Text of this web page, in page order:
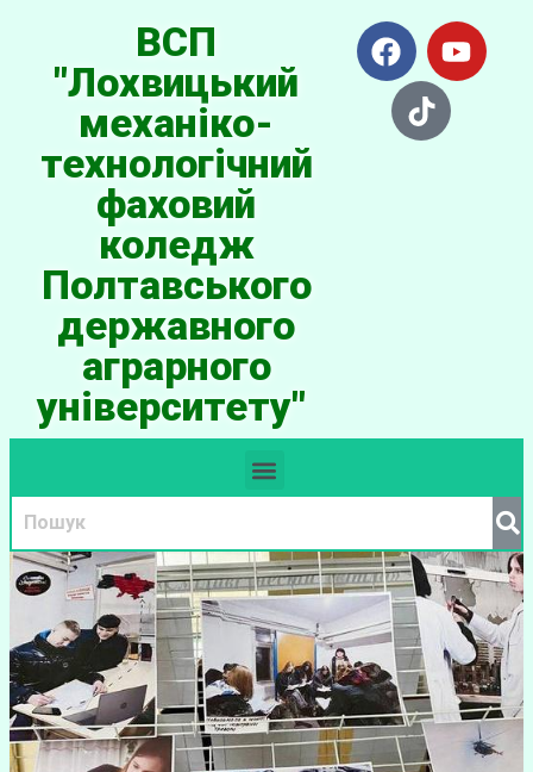
ВСП
"Лохвицький
механіко-
технологічний
фаховий
коледж
Полтавського
державного
аграрного
університету"